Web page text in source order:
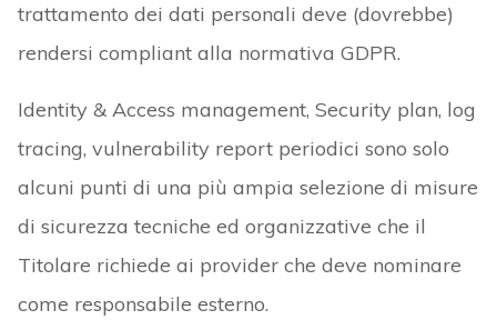
trattamento dei dati personali deve (dovrebbe)
rendersi compliant alla normativa GDPR.
Identity & Access management, Security plan, log
tracing, vulnerability report periodici sono solo
alcuni punti di una più ampia selezione di misure
di sicurezza tecniche ed organizzative che il
Titolare richiede ai provider che deve nominare
come responsabile esterno.